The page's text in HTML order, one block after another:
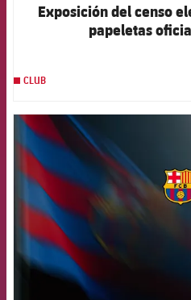
Exposición del censo
papeletas
CLUB